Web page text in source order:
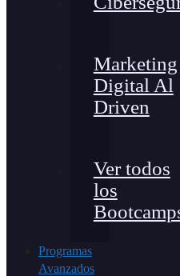
Marketing
Digital Al
Driven
Ver todos
los
Programas
Avanzados